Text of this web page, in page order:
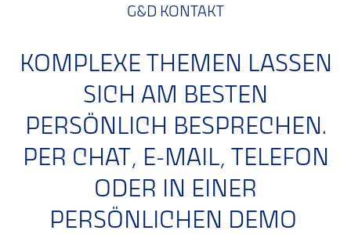
G&D KONTAKT
KOMPLEXE THEMEN LASSEN
SICH AM BESTEN
PERSÖNLICH BESPRECHEN.
PER CHAT, E-MAIL, TELEFON
ODER IN EINER
PERSÖNLICHEN DEMO